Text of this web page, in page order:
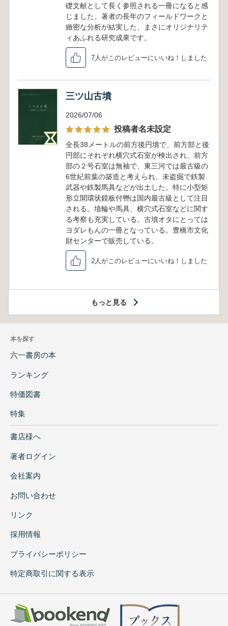
礎文献として長く参照される一冊になると感
じました。著者の長年のフィールドワークと
緻密な分析が結実した、まさにオリジナリテ
ィあふれる研究成果です。
7人がこのレビューにいいね！しました
三ツ山古墳
2026/07/06
投稿者名未設定
全長38メートルの前方後円墳で、前方部と後
円部にそれぞれ横穴式石室が検出され、前方
部の２号石室は無袖で、東三河では最古級の
6世紀前葉の築造と考えられ、未盗掘で鉄製
武器や鉄製馬具などが出土した。特に小型矩
形立聞環状鏡板付轡は国内最古級として注目
される。埴輪や馬具、横穴式石室などに関す
る考察も充実している。古墳オタにとっては
ヨダレもんの一冊となっている。豊橋市文化
財センターで販売している。
2人がこのレビューにいいね！しました
もっと見る
本を探す
六一書房の本
ランキング
特価図書
特集
書店様へ
著者ログイン
会社案内
お問い合わせ
リンク
採用情報
プライバシーポリシー
特定商取引に関する表示